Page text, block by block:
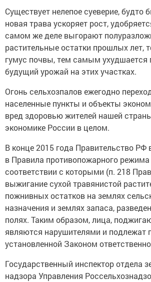
Существует нелепое суеверие, будто
новая трава ускоряет рост,
самом же деле выгорают
растительные остатки прошлых лет,
гумус почвы, тем самым ухудшается
будущий урожай на этих участках.
Огонь сельхозпалов ежегодно
населенные пункты и объекты
вред здоровью жителей нашей
экономике России в целом.
В конце 2015 года Правительство РФ
в Правила противопожарного
соответствии с которыми (п. 218
выжигание сухой травянистой
пожнивных остатков на землях
назначения и землях запаса,
полях. Таким образом, лица,
являются нарушителями и подлежат
установленной Законом
Государственный инспектор отдела
надзора Управления